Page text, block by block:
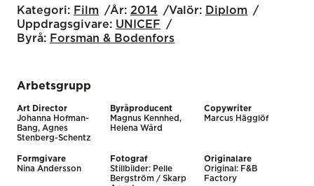
Kategori: Film År: 2014 Valör: Diplom
Uppdragsgivare: UNICEF
Byrå: Forsman & Bodenfors
Arbetsgrupp
Art Director
Johanna Hofman-
Bang, Agnes
Stenberg-Schentz
Byråproducent
Magnus Kennhed,
Helena Wård
Copywriter
Marcus Hägglöf
Formgivare
Nina Andersson
Fotograf
Stillbilder: Pelle
Bergström / Skarp
Originalare
Original: F&B
Factory